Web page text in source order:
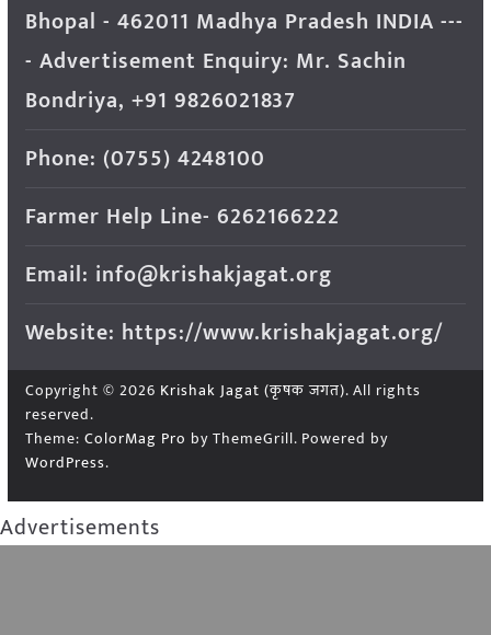
Bhopal - 462011 Madhya Pradesh INDIA ---
- Advertisement Enquiry: Mr. Sachin
Bondriya, +91 9826021837
Phone: (0755) 4248100
Farmer Help Line- 6262166222
Email: info@krishakjagat.org
Website: https://www.krishakjagat.org/
Copyright © 2026 Krishak Jagat (कृषक जगत). All rights
reserved.
Theme: ColorMag Pro by ThemeGrill. Powered by
WordPress.
Advertisements